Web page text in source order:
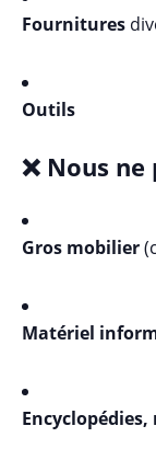
Fournitures
Outils
❌ Nous
Gros mobilier
Matériel